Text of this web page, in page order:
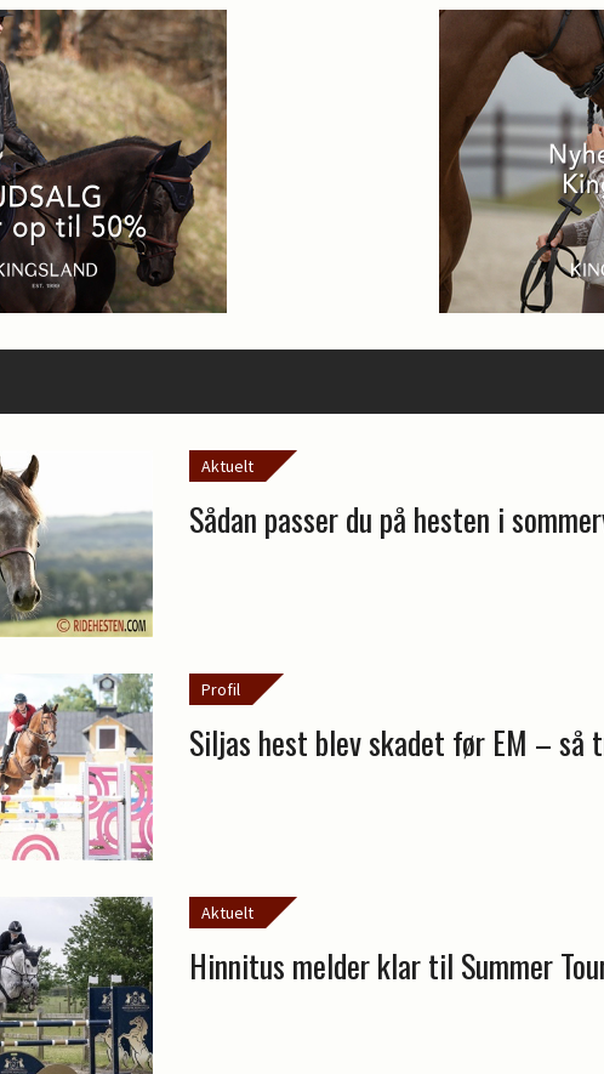
Aktuelt
Sådan passer du på hesten i
Profil
Siljas hest blev skadet før EM – så
Aktuelt
Hinnitus melder klar til Summer